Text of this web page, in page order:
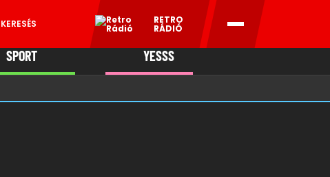
KERESÉS RETRO
RÁDIÓ
SPORT YESSS